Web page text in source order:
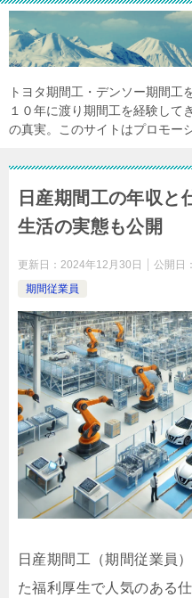
トヨタ期間工・デンソー期間工
１０年に渡り期間工を経験して
の真実。このサイトはプロモー
日産期間工の年収と
生活の実態も公開
更新日： 2024年12月30日 公開日：
期間従業員
日産期間工（期間従業員
た福利厚生で人気のある仕